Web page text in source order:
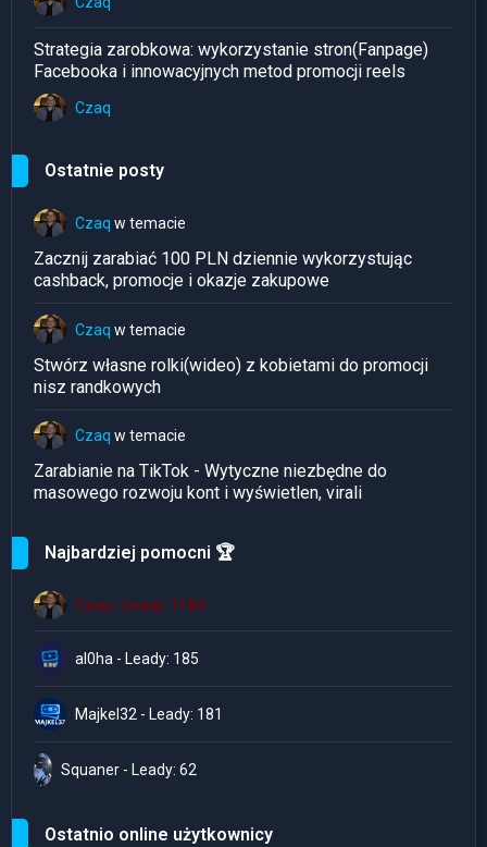
Strategia zarobkowa: wykorzystanie stron(Fanpage)
Facebooka i innowacyjnych metod promocji reels
Czaq
Ostatnie posty
Czaq w temacie
Zacznij zarabiać 100 PLN dziennie wykorzystując
cashback, promocje i okazje zakupowe
Czaq w temacie
Stwórz własne rolki(wideo) z kobietami do promocji
nisz randkowych
Czaq w temacie
Zarabianie na TikTok - Wytyczne niezbędne do
masowego rozwoju kont i wyświetlen, virali
Najbardziej pomocni 🏆
Czaq - Leady: 1184
al0ha - Leady: 185
Majkel32 - Leady: 181
Squaner - Leady: 62
Ostatnio online użytkownicy